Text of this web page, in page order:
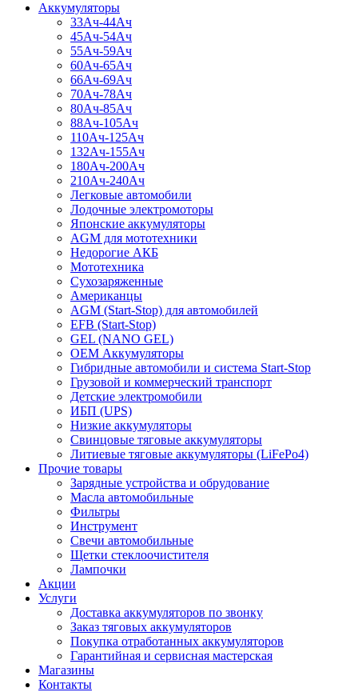
Аккумуляторы
33Ач-44Ач
45Ач-54Ач
55Ач-59Ач
60Ач-65Ач
66Ач-69Ач
70Ач-78Ач
80Ач-85Ач
88Ач-105Ач
110Ач-125Ач
132Ач-155Ач
180Ач-200Ач
210Ач-240Ач
Легковые автомобили
Лодочные электромоторы
Японские аккумуляторы
AGM для мототехники
Недорогие АКБ
Мототехника
Сухозаряженные
Американцы
AGM (Start-Stop) для автомобилей
EFB (Start-Stop)
GEL (NANO GEL)
OEM Аккумуляторы
Гибридные автомобили и система Start-Stop
Грузовой и коммерческий транспорт
Детские электромобили
ИБП (UPS)
Низкие аккумуляторы
Свинцовые тяговые аккумуляторы
Литиевые тяговые аккумуляторы (LiFePo4)
Прочие товары
Зарядные устройства и обрудование
Масла автомобильные
Фильтры
Инструмент
Свечи автомобильные
Щетки стеклоочистителя
Лампочки
Акции
Услуги
Доставка аккумуляторов по звонку
Заказ тяговых аккумуляторов
Покупка отработанных аккумуляторов
Гарантийная и сервисная мастерская
Магазины
Контакты